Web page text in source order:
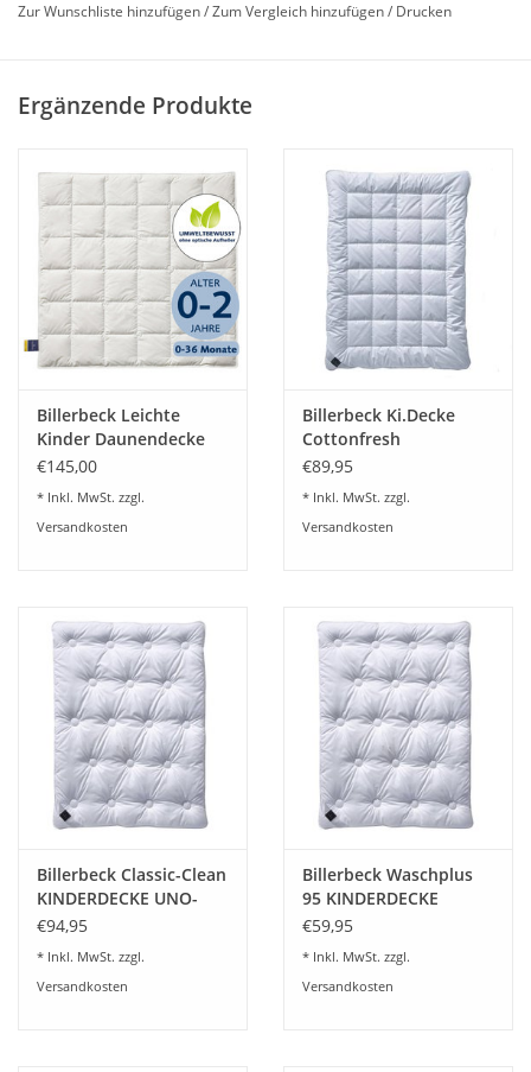
Superfeiner, atmungsaktiver Bezug
Füllung: AIRSOFT® aus 100 % Polyester
Zusatznutzen
Entwickelt von der billerbeck Stiftung Schlaf & Gesundheit
100 % Baumwolle
Allergiker geeignet
AIRSOFT - 100 % Polyester-Micro-Hohlfaser
Wärmepunkte:
leichte Kinderzudecke -
Bezug
100 % Baumwolle
Zur Wunschliste hinzufügen/Zum Vergleich hinzufügen/ Drucken
Ergänzende Produkte
Billerbeck Leichte
Kinder Daunendecke
NENA - light
€145,00
* Inkl. MwSt. zzgl.
Versandkosten
Billerbeck Ki.Decke
Cottonfresh
€89,95
* Inkl. MwSt. zzgl.
Versandkosten
Billerbeck Classic-Clean
KINDERDECKE UNO-
Charmant 926
€94,95
* Inkl. MwSt. zzgl.
Versandkosten
Billerbeck Waschplus
95 KINDERDECKE
Superlight
€59,95
* Inkl. MwSt. zzgl.
Versandkosten